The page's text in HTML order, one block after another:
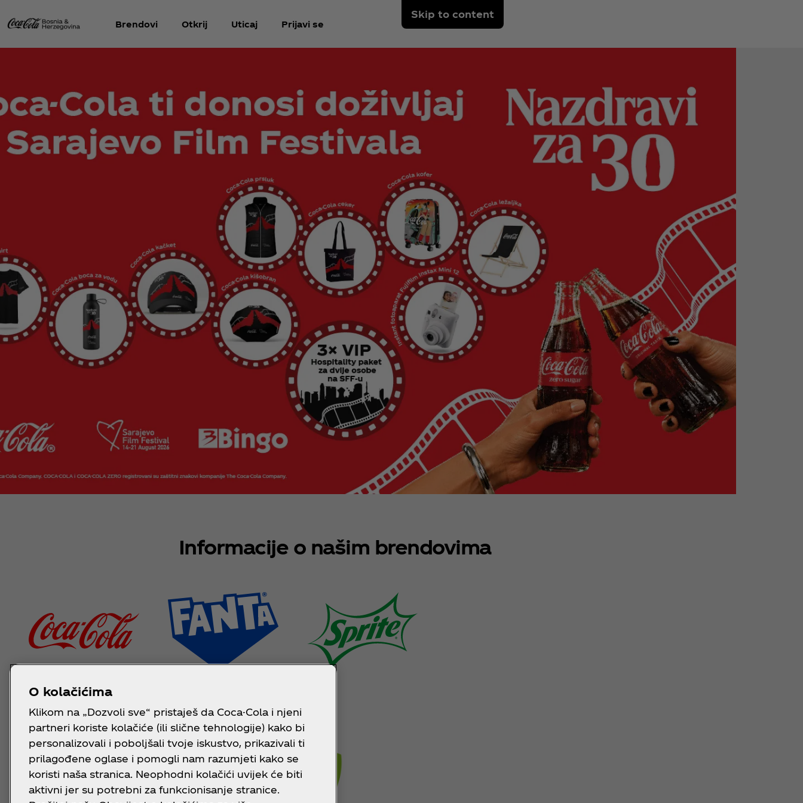
Skip to content
Brendovi Otkrij Uticaj Prijavi se
Informacije o našim brendovima
O kolačićima
Klikom na „Dozvoli sve“ pristaješ da Coca-Cola i njeni
partneri koriste kolačiće (ili slične tehnologije) kako bi
personalizovali i poboljšali tvoje iskustvo, prikazivali ti
prilagođene oglase i pomogli nam razumjeti kako se
koristi naša stranica. Neophodni kolačići uvijek će biti
aktivni jer su potrebni za funkcionisanje stranice.